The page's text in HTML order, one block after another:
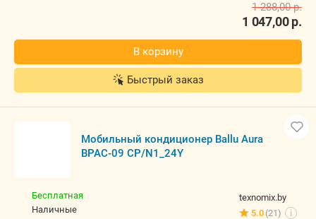
1 047,00р.
1 288,00р.
В корзину
Быстрый заказ
Мобильный кондиционер Ballu Aura
BPAC-09 CP/N1_24Y
texnomix.by
5.0 (21) i
Бесплатная
наличные